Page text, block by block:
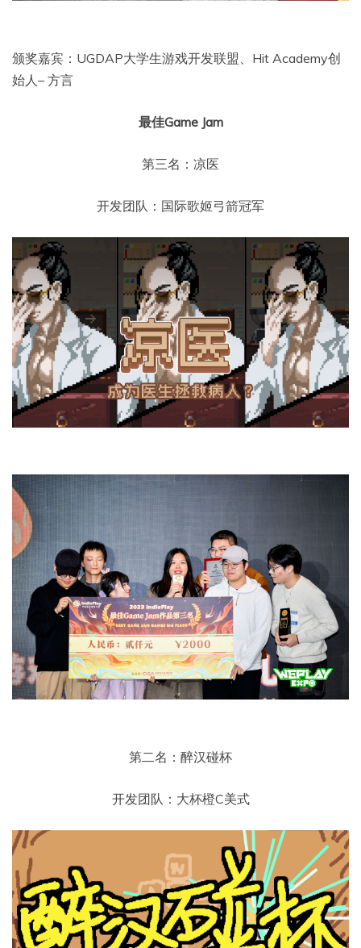
颁奖嘉宾：UGDAP大学生游戏开发联盟、Hit Academy创
始人– 方言
最佳Game Jam
第三名：凉医
开发团队：国际歌姬弓箭冠军
第二名：醉汉碰杯
开发团队：大杯橙C美式